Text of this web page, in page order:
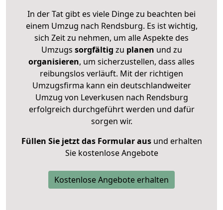
In der Tat gibt es viele Dinge zu beachten bei
einem Umzug nach Rendsburg. Es ist wichtig,
sich Zeit zu nehmen, um alle Aspekte des
Umzugs sorgfältig zu planen und zu
organisieren, um sicherzustellen, dass alles
reibungslos verläuft. Mit der richtigen
Umzugsfirma kann ein deutschlandweiter
Umzug von Leverkusen nach Rendsburg
erfolgreich durchgeführt werden und dafür
sorgen wir.
Füllen Sie jetzt das Formular ausund erhalten
Sie kostenlose Angebote
Kostenlose Angebote erhalten